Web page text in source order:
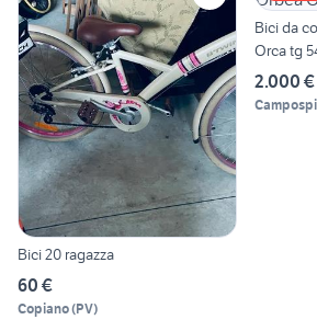
Bici 20 ragazza
60 €
Copiano(PV)
Bici da
Orca tg
2.000 €